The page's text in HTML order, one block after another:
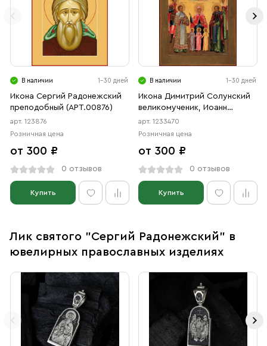
В наличии 1-30 дней
Икона Сергий Радонежский
преподобный (АРТ.00876)
арт. 123876
Розничная цена
от 300 ₽
0 отзывов
Купить
В наличии 1-30 дней
Икона Димитрий Солунский
великомученик, Иоанн
Златоуст святитель, Вера,
Надежда, Любовь и их
Сергий Радонежский
преподобный, Параскева
Пятница мученица
(АРТ.03470)
арт. 1233470
Розничная цена
от 300 ₽
0 отзывов
Купить
Лик святого "Сергий Радонежский" в
ювелирных православных изделиях